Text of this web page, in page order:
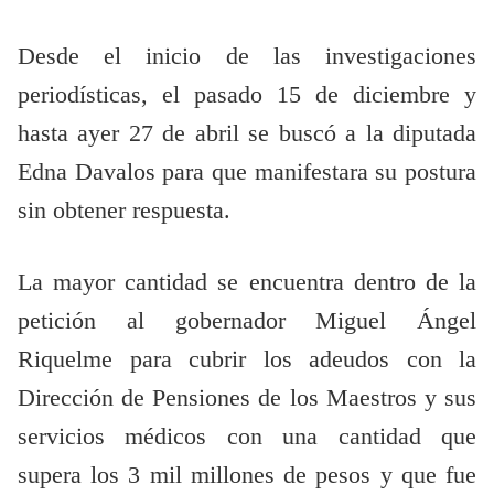
Desde el inicio de las investigaciones
periodísticas, el pasado 15 de diciembre y
hasta ayer 27 de abril se buscó a la diputada
Edna Davalos para que manifestara su postura
sin obtener respuesta.
La mayor cantidad se encuentra dentro de la
petición al gobernador Miguel Ángel
Riquelme para cubrir los adeudos con la
Dirección de Pensiones de los Maestros y sus
servicios médicos con una cantidad que
supera los 3 mil millones de pesos y que fue